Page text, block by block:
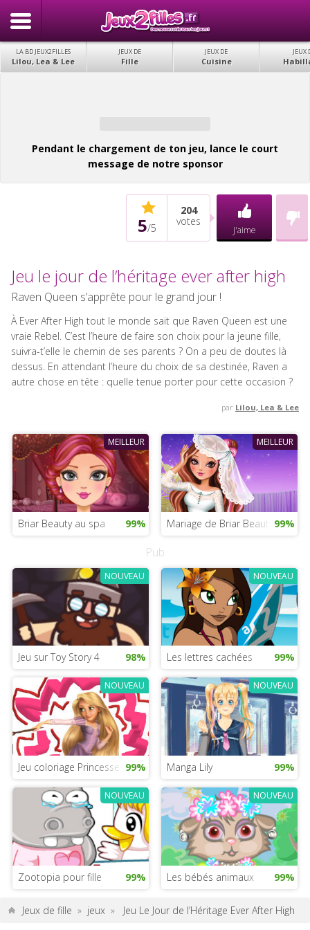
LA BD JEUX2FILLES
Lilou, Lea & Lee
JEUX DE
Fille
JEUX DE
Cuisine
JEUX
Pendant le chargement de ton jeu, lance le court
message de notre sponsor
5/5
204
votes
J'aime
Jeu le jour de l’héritage ever after high
Raven Queen s’apprête pour le grand jour !
À Ever After High tout le monde sait que Raven Queen est une
vraie Rebel. C’est l’heure de faire son choix pour la jeune fille,
suivra-t’elle le chemin de ses parents ? On a peu de doutes là
dessus. En attendant l’heure du choix de sa destinée, Raven a
autre chose en tête : quelle tenue porter pour cette occasion ?
par Lilou, Lea & Lee
MEILLEUR
Briar Beauty au spa 99%
MEILLEUR
Mariage de Briar Beauty 99%
Pub
NOUVEAU
Jeu sur Toy Story 4 98%
NOUVEAU
Les lettres cachées 99%
NOUVEAU
Jeu coloriage Princesse Raiponce
99%
NOUVEAU
Manga Lily 99%
NOUVEAU
Zootopia pour fille 99%
NOUVEAU
Les bébés animaux 99%
Jeux de fille » jeux » Jeu Le Jour de l’Héritage Ever After High